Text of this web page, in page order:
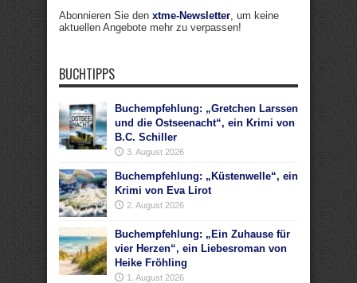
Abonnieren Sie den xtme-Newsletter, um keine
aktuellen Angebote mehr zu verpassen!
BUCHTIPPS
Buchempfehlung: „Gretchen Larssen
und die Ostseenacht“, ein Krimi von
B.C. Schiller
3. August 2026
Buchempfehlung: „Küstenwelle“, ein
Krimi von Eva Lirot
2. August 2026
Buchempfehlung: „Ein Zuhause für
vier Herzen“, ein Liebesroman von
Heike Fröhling
1. August 2026